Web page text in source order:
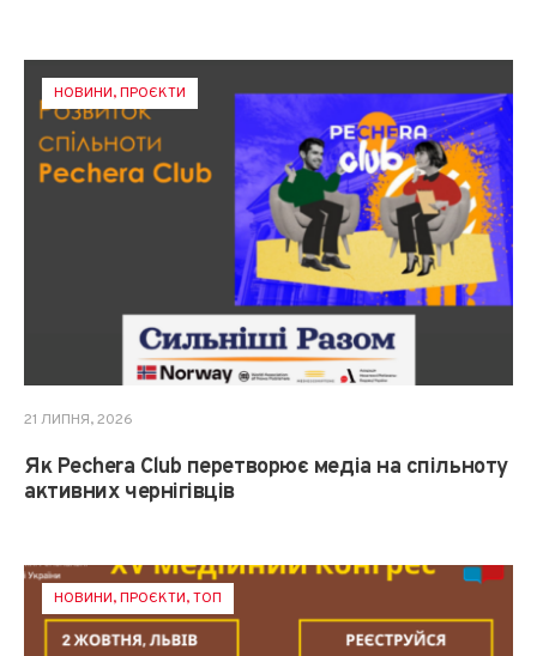
НОВИНИ,ПРОЄКТИ
21 ЛИПНЯ, 2026
Як Pechera Club перетворює медіа на спільноту
активних чернігівців
НОВИНИ,ПРОЄКТИ,ТОП